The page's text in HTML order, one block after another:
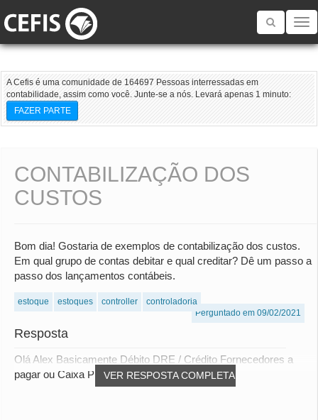
Toggle
A Cefis é uma comunidade de 164697 Pessoas interressadas em
contabilidade, assim como você. Junte-se a nós. Levará apenas 1 minuto:
FAZER PARTE
CONTABILIZAÇÃO DOS
CUSTOS
Bom dia! Gostaria de exemplos de contabilização dos custos.
Em qual grupo de contas debitar e qual creditar? Dê um passo a
passo dos lançamentos contábeis.
estoque estoques controller
controladoria
Perguntado em 09/02/2021
Resposta
VER RESPOSTA COMPLETA
Olá Alex Basicamente Débito DRE / Crédito Fornecedores a
pagar ou Caixa Por favor, seja mais especí...